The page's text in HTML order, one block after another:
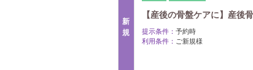
新
規
【産後の骨盤ケアに】産
提示条件： 予約時
利用条件： ご新規様